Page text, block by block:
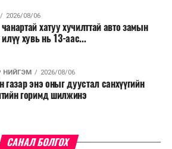
2026/08/06
хатуу хучилттай авто замын
хувь нь 13-аас...
НИЙГЭМ 2026/08/06
газар энэ оныг дуустал санхүүгийн
горимд шилжинэ
САНАЛ БОЛГОХ